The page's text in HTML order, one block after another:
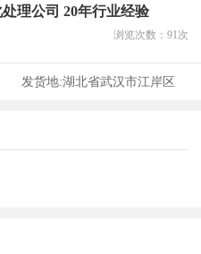
理公司 20年行业经验
浏览次数： 91次
发货地:湖北省武汉市江岸区